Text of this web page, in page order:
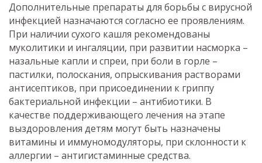
Дополнительные препараты для борьбы с вирусной
инфекцией назначаются согласно ее проявлениям.
При наличии сухого кашля рекомендованы
муколитики и ингаляции, при развитии насморка –
назальные капли и спреи, при боли в горле –
пастилки, полоскания, опрыскивания растворами
антисептиков, при присоединении к гриппу
бактериальной инфекции – антибиотики. В
качестве поддерживающего лечения на этапе
выздоровления детям могут быть назначены
витамины и иммуномодуляторы, при склонности к
аллергии – антигистаминные средства.